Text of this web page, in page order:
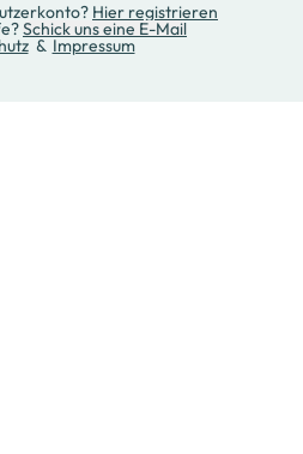
Hier registrieren
Schick uns eine E-Mail
& Impressum